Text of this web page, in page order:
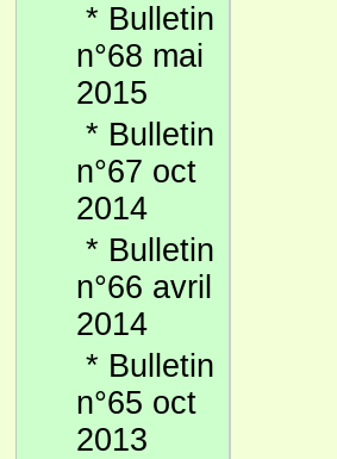
* Bulletin
n°68 mai
2015
* Bulletin
n°67 oct
2014
* Bulletin
n°66 avril
2014
* Bulletin
n°65 oct
2013